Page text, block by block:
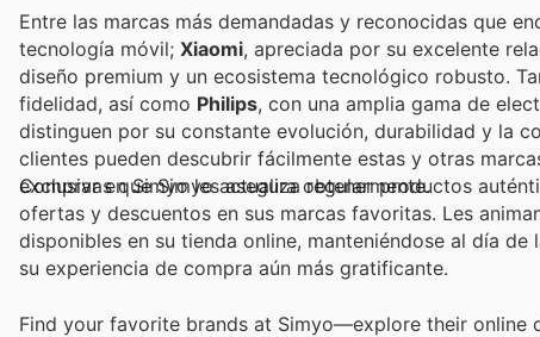
Entre las marcas más demandadas y reconocidas que
tecnología móvil; Xiaomi, apreciada por su excelente
diseño premium y un ecosistema tecnológico robusto.
fidelidad, así como Philips, con una amplia gama de
distinguen por su constante evolución, durabilidad y la
clientes pueden descubrir fácilmente estas y otras
exclusivas que Simyo actualiza regularmente.
Comprar en Simyo les asegura obtener productos
ofertas y descuentos en sus marcas favoritas. Les
disponibles en su tienda online, manteniéndose al día
su experiencia de compra aún más gratificante.
Find your favorite brands at Simyo—explore their online